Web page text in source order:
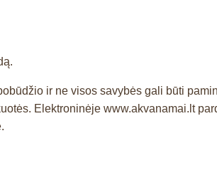
ir ne visos savybės gali būti
Elektroninėje www.akvanamai.lt